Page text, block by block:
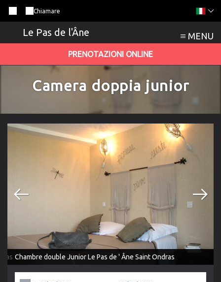
Chiamare
Le Pas de l'Âne MENU
PRENOTAZIONI ONLINE
Camera doppia junior
Chambre double Junior Le Pas de ' Âne Saint Ondras